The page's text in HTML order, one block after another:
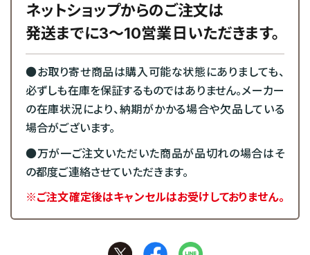
ネットショップからのご注文は
発送までに3～10営業日いただきます。
●お取り寄せ商品は購入可能な状態にありましても、
必ずしも在庫を保証するものではありません。メーカー
の在庫状況により、納期がかかる場合や欠品している
場合がございます。
●万が一ご注文いただいた商品が品切れの場合はそ
の都度ご連絡させていただきます。
※ご注文確定後はキャンセルはお受けしておりません。